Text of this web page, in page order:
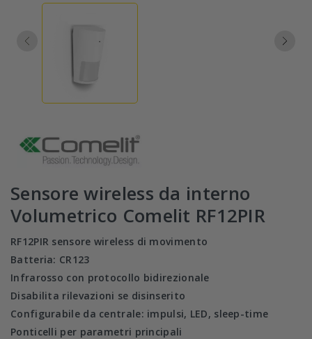
Sensore wireless da interno
Volumetrico Comelit RF12PIR
RF12PIR sensore wireless di movimento
Batteria: CR123
Infrarosso con protocollo bidirezionale
Disabilita rilevazioni se disinserito
Configurabile da centrale: impulsi, LED, sleep-time
Ponticelli per parametri principali